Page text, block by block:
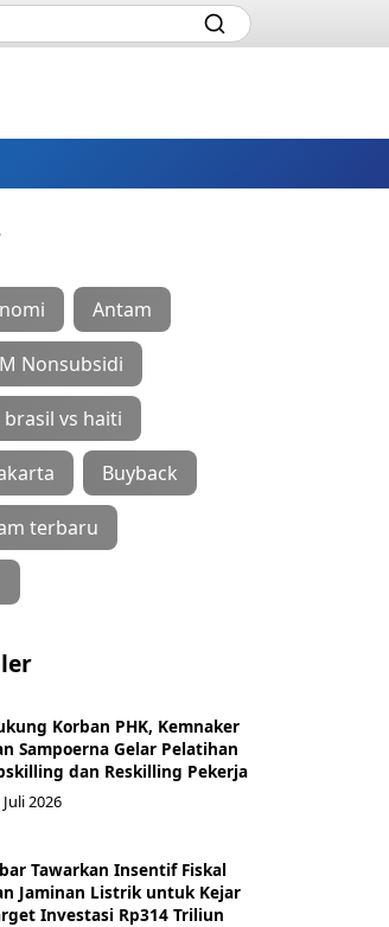
Antam
Nonsubsidi
brasil vs haiti
Buyback
terbaru
Korban PHK, Kemnaker
Sampoerna Gelar Pelatihan
dan Reskilling Pekerja
Juli 2026
Tawarkan Insentif Fiskal
Jaminan Listrik untuk Kejar
Investasi Rp314 Triliun